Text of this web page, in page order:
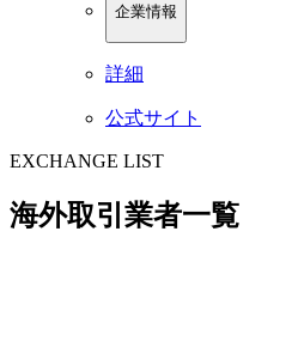
企業情報
詳細
公式サイト
EXCHANGE LIST
海外取引業者一覧